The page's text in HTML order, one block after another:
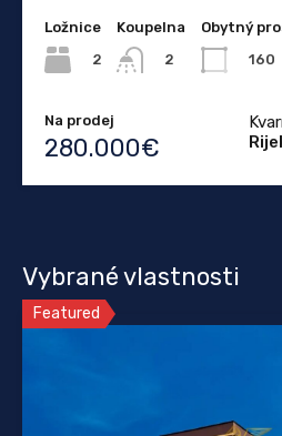
Ložnice
2
Koupelna
2
Obytný
160
Na prodej
280.000€
Vybrané vlastnosti
Featured